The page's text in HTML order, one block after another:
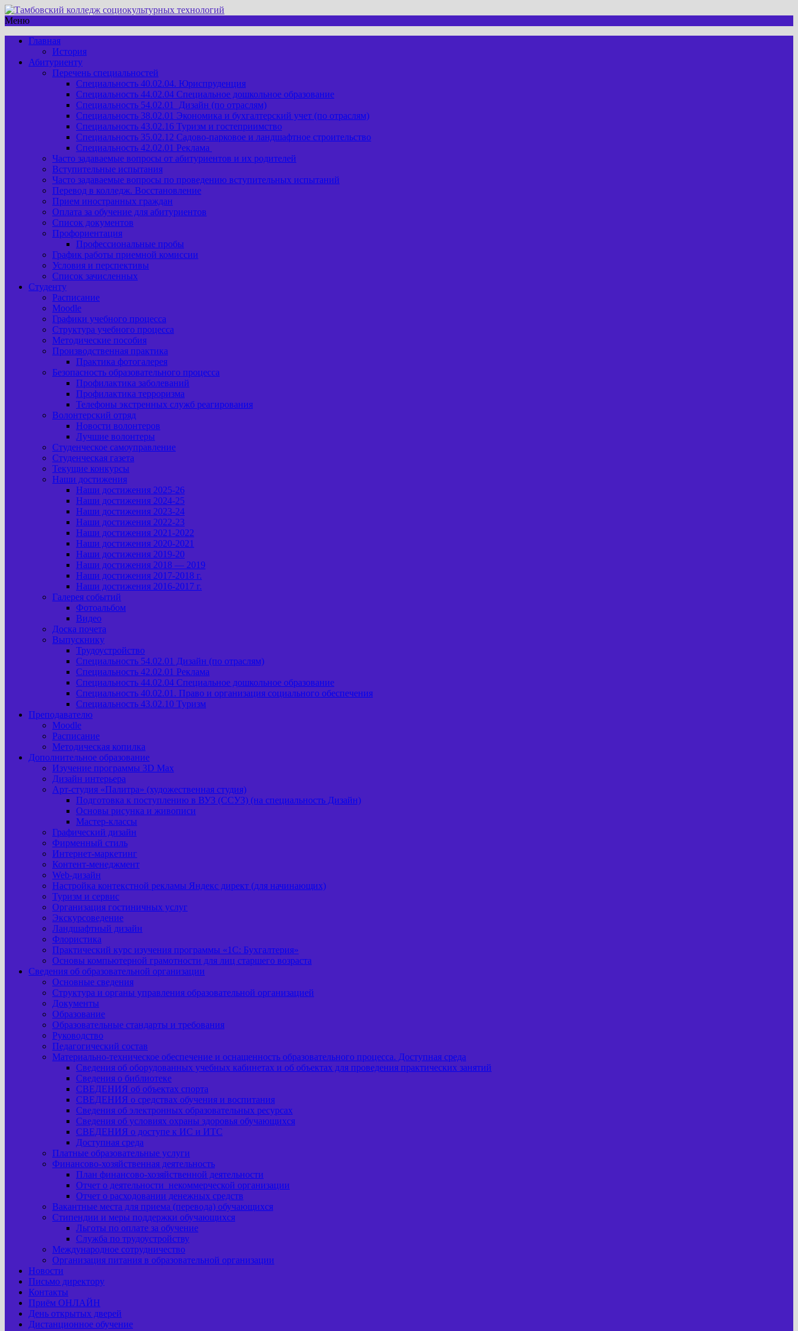
Меню
Главная
История
Абитуриенту
Перечень специальностей
Специальность 40.02.04. Юриспруденция
Специальность 44.02.04 Специальное дошкольное образование
Специальность 54.02.01 Дизайн (по отраслям)
Специальность 38.02.01 Экономика и бухгалтерский учет (по отраслям)
Специальность 43.02.16 Туризм и гостеприимство
Специальность 35.02.12 Садово-парковое и ландшафтное строительство
Специальность 42.02.01 Реклама
Часто задаваемые вопросы от абитуриентов и их родителей
Вступительные испытания
Часто задаваемые вопросы по проведению вступительных испытаний
Перевод в колледж. Восстановление
Прием иностранных граждан
Оплата за обучение для абитуриентов
Список документов
Профориентация
Профессиональные пробы
График работы приемной комиссии
Условия и перспективы
Список зачисленных
Студенту
Расписание
Moodle
Графики учебного процесса
Структура учебного процесса
Методические пособия
Производственная практика
Практика фотогалерея
Безопасность образовательного процесса
Профилактика заболеваний
Профилактика терроризма
Телефоны экстренных служб реагирования
Волонтерский отряд
Новости волонтеров
Лучшие волонтеры
Студенческое самоуправление
Студенческая газета
Текущие конкурсы
Наши достижения
Наши достижения 2025-26
Наши достижения 2024-25
Наши достижения 2023-24
Наши достижения 2022-23
Наши достижения 2021-2022
Наши достижения 2020-2021
Наши достижения 2019-20
Наши достижения 2018 — 2019
Наши достижения 2017-2018 г.
Наши достижения 2016-2017 г.
Галерея событий
Фотоальбом
Видео
Доска почета
Выпускнику
Трудоустройство
Специальность 54.02.01 Дизайн (по отраслям)
Специальность 42.02.01 Реклама
Специальность 44.02.04 Специальное дошкольное образование
Специальность 40.02.01. Право и организация социального обеспечения
Специальность 43.02.10 Туризм
Преподавателю
Moodle
Расписание
Методическая копилка
Дополнительное образование
Изучение программы 3D Max
Дизайн интерьера
Арт-cтудия «Палитра» (художественная студия)
Подготовка к поступлению в ВУЗ (ССУЗ) (на специальность Дизайн)
Основы рисунка и живописи
Мастер-классы
Графический дизайн
Фирменный стиль
Интернет-маркетинг
Контент-менеджмент
Web-дизайн
Настройка контекстной рекламы Яндекс директ (для начинающих)
Туризм и сервис
Организация гостиничных услуг
Экскурсоведение
Ландшафтный дизайн
Флористика
Практический курс изучения программы «1С: Бухгалтерия»
Основы компьютерной грамотности для лиц старшего возраста
Сведения об образовательной организации
Основные сведения
Структура и органы управления образовательной организацией
Документы
Образование
Образовательные стандарты и требования
Руководство
Педагогический состав
Материально-техническое обеспечение и оснащенность образовательного процесса. Доступная среда
Сведения об оборудованных учебных кабинетах и об объектах для проведения практических занятий
Сведения о библиотеке
СВЕДЕНИЯ об объектах спорта
СВЕДЕНИЯ о средствах обучения и воспитания
Сведения об электронных образовательных ресурсах
Сведения об условиях охраны здоровья обучающихся
СВЕДЕНИЯ о доступе к ИС и ИТС
Доступная среда
Платные образовательные услуги
Финансово-хозяйственная деятельность
План финансово-хозяйственной деятельности
Отчет о деятельности некоммерческой организации
Отчет о расходовании денежных средств
Вакантные места для приема (перевода) обучающихся
Стипендии и меры поддержки обучающихся
Льготы по оплате за обучение
Служба по трудоустройству
Международное сотрудничество
Организация питания в образовательной организации
Новости
Письмо директору
Контакты
Приём ОНЛАЙН
День открытых дверей
Дистанционное обучение